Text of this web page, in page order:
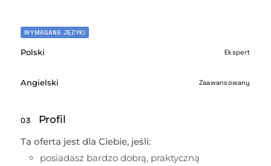
WYMAGANE JĘZYKI
Polski Ekspert
Angielski Zaawansowany
03 Profil
Ta oferta jest dla Ciebie, jeśli:
posiadasz bardzo dobrą, praktyczną